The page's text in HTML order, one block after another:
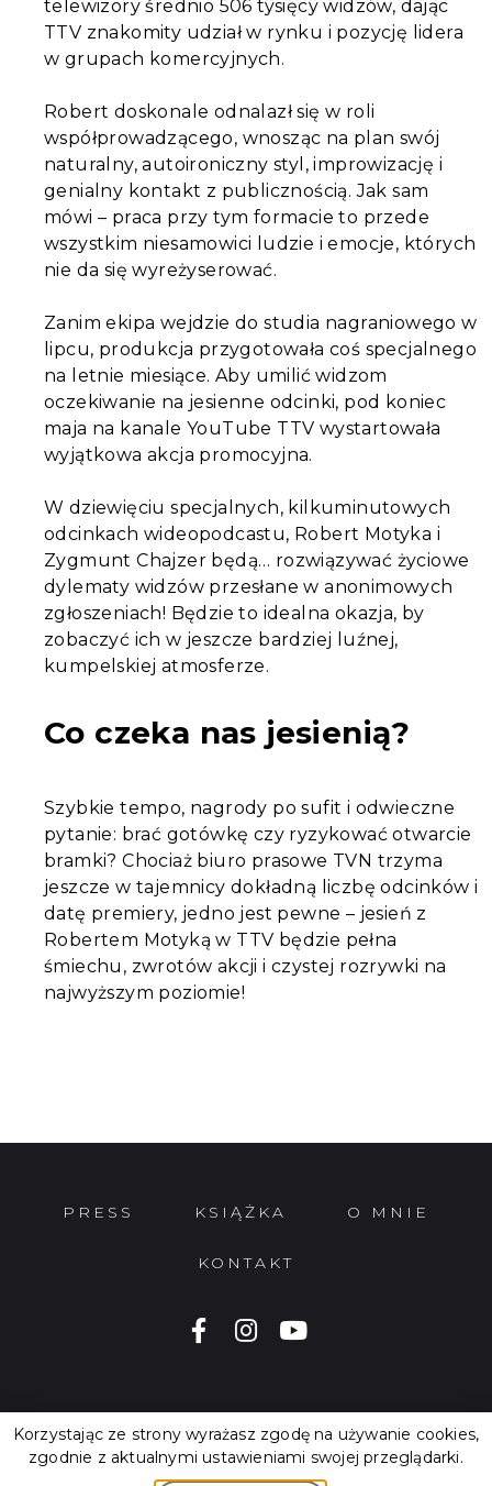
telewizory średnio 506 tysięcy widzów, dając
TTV znakomity udział w rynku i pozycję lidera
w grupach komercyjnych.
Robert doskonale odnalazł się w roli
współprowadzącego, wnosząc na plan swój
naturalny, autoironiczny styl, improwizację i
genialny kontakt z publicznością. Jak sam
mówi – praca przy tym formacie to przede
wszystkim niesamowici ludzie i emocje, których
nie da się wyreżyserować.
Zanim ekipa wejdzie do studia nagraniowego w
lipcu, produkcja przygotowała coś specjalnego
na letnie miesiące. Aby umilić widzom
oczekiwanie na jesienne odcinki, pod koniec
maja na kanale YouTube TTV wystartowała
wyjątkowa akcja promocyjna.
W dziewięciu specjalnych, kilkuminutowych
odcinkach wideopodcastu, Robert Motyka i
Zygmunt Chajzer będą… rozwiązywać życiowe
dylematy widzów przesłane w anonimowych
zgłoszeniach! Będzie to idealna okazja, by
zobaczyć ich w jeszcze bardziej luźnej,
kumpelskiej atmosferze.
Co czeka nas jesienią?
Szybkie tempo, nagrody po sufit i odwieczne
pytanie: brać gotówkę czy ryzykować otwarcie
bramki? Chociaż biuro prasowe TVN trzyma
jeszcze w tajemnicy dokładną liczbę odcinków i
datę premiery, jedno jest pewne – jesień z
Robertem Motyką w TTV będzie pełna
śmiechu, zwrotów akcji i czystej rozrywki na
najwyższym poziomie!
PRESS KSIĄŻKA O MNIE
KONTAKT
Polityka Prywatności i Cookies
© 2026 Robert Motyka. All Rights Reserved.
Korzystając ze strony wyrażasz zgodę na używanie cookies,
zgodnie z aktualnymi ustawieniami swojej przeglądarki.